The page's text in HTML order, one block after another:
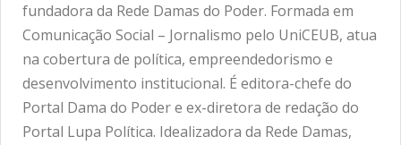
fundadora da Rede Damas do Poder. Formada em
Comunicação Social – Jornalismo pelo UniCEUB, atua
na cobertura de política, empreendedorismo e
desenvolvimento institucional. É editora-chefe do
Portal Dama do Poder e ex-diretora de redação do
Portal Lupa Política. Idealizadora da Rede Damas,